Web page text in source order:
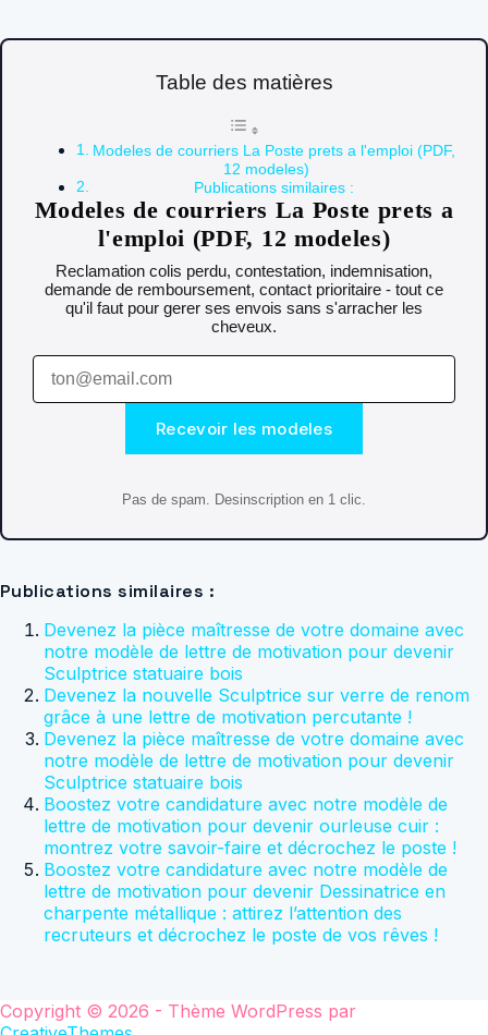
Table des matières
Modeles de courriers La Poste prets a l'emploi (PDF,
12 modeles)
Publications similaires :
Modeles de courriers La Poste prets a
l'emploi (PDF, 12 modeles)
Reclamation colis perdu, contestation, indemnisation,
demande de remboursement, contact prioritaire - tout ce
qu'il faut pour gerer ses envois sans s'arracher les
cheveux.
Recevoir les modeles
Pas de spam. Desinscription en 1 clic.
Publications similaires :
Devenez la pièce maîtresse de votre domaine avec
notre modèle de lettre de motivation pour devenir
Sculptrice statuaire bois
Devenez la nouvelle Sculptrice sur verre de renom
grâce à une lettre de motivation percutante !
Devenez la pièce maîtresse de votre domaine avec
notre modèle de lettre de motivation pour devenir
Sculptrice statuaire bois
Boostez votre candidature avec notre modèle de
lettre de motivation pour devenir ourleuse cuir :
montrez votre savoir-faire et décrochez le poste !
Boostez votre candidature avec notre modèle de
lettre de motivation pour devenir Dessinatrice en
charpente métallique : attirez l’attention des
recruteurs et décrochez le poste de vos rêves !
Copyright © 2026 - Thème WordPress par